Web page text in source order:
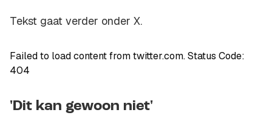
Tekst gaat verder onder X.
Failed to load content from twitter.com. Status Code:
404
'Dit kan gewoon niet'